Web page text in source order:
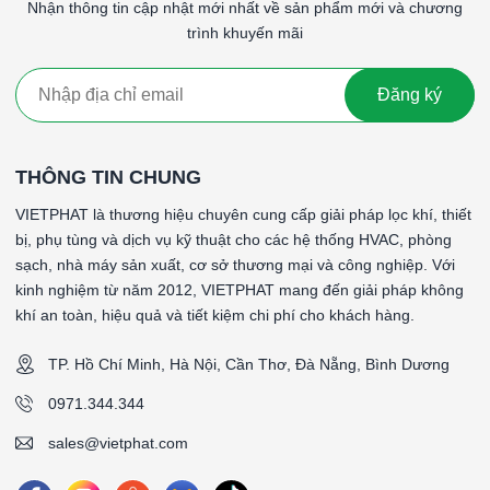
CFC, Dòng CFC, Dòng CFC, Dòng CFC
TÀI LIỆU
Dòng CFC & CFK - Hướng dẫn lắp đặt.pdf
Nhận thông tin cập nhật mới nhất về sản phẩm mới và chương
trình khuyến mãi
Đăng ký
THÔNG TIN CHUNG
VIETPHAT là thương hiệu chuyên cung cấp giải pháp lọc khí, thiết
bị, phụ tùng và dịch vụ kỹ thuật cho các hệ thống HVAC, phòng
sạch, nhà máy sản xuất, cơ sở thương mại và công nghiệp. Với
kinh nghiệm từ năm 2012, VIETPHAT mang đến giải pháp không
khí an toàn, hiệu quả và tiết kiệm chi phí cho khách hàng.
TP. Hồ Chí Minh, Hà Nội, Cần Thơ, Đà Nẵng, Bình Dương
0971.344.344
sales@vietphat.com